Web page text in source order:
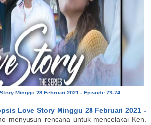
Minggu 28 Februari 2021 - Episode 73-74
Love Story Minggu 28 Februari 2021 -
menyusun rencana untuk mencelakai Ken.